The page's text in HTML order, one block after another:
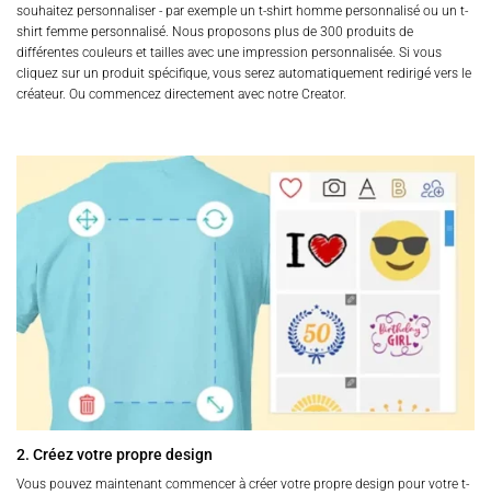
souhaitez personnaliser - par exemple un t-shirt homme personnalisé ou un t-
shirt femme personnalisé. Nous proposons plus de 300 produits de
différentes couleurs et tailles avec une impression personnalisée. Si vous
cliquez sur un produit spécifique, vous serez automatiquement redirigé vers le
créateur. Ou commencez directement avec notre Creator.
2. Créez votre propre design
Vous pouvez maintenant commencer à créer votre propre design pour votre t-